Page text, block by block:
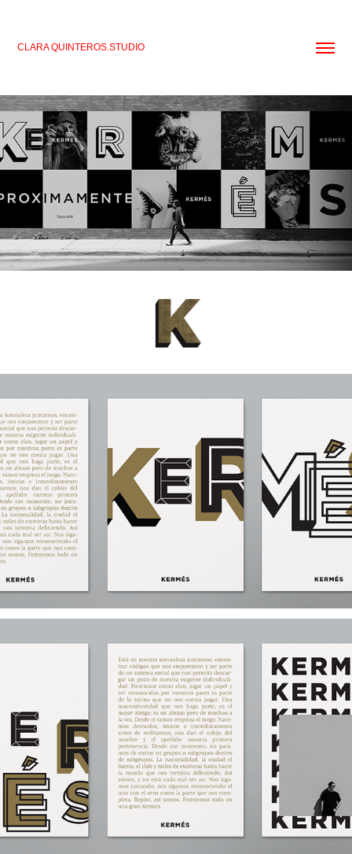
CLARA QUINTEROS.STUDIO